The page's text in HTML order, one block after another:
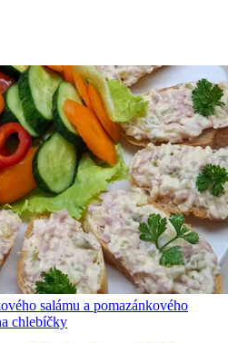
salámu a pomazánkového
chlebíčky